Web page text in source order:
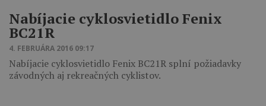
Nabíjacie cyklosvietidlo Fenix
BC21R
4. FEBRUÁRA 2016 09:17
Nabíjacie cyklosvietidlo Fenix BC21R splní požiadavky
závodných aj rekreačných cyklistov.